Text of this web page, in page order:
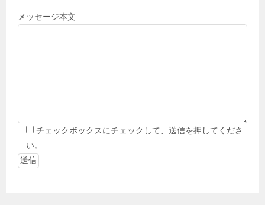
メッセージ本文
チェックボックスにチェックして、送信を押してくださ
い。